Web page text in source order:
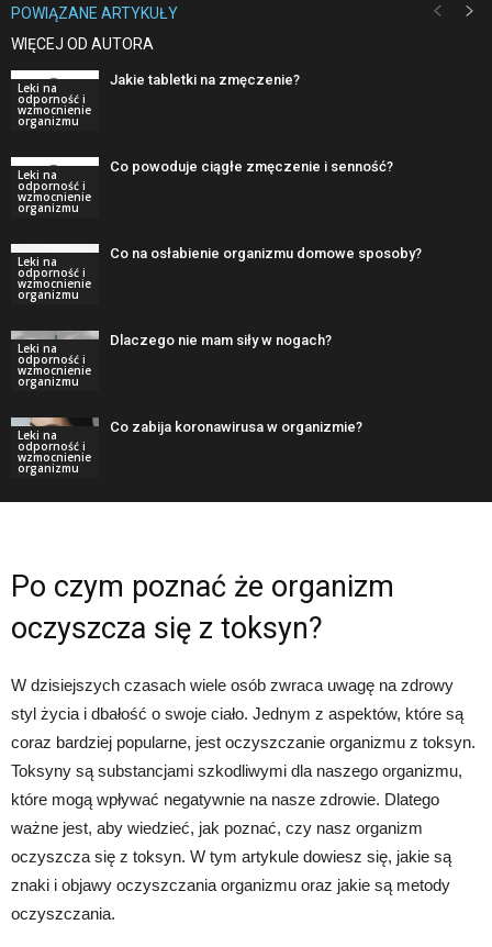
POWIĄZANE ARTYKUŁY
WIĘCEJ OD AUTORA
Leki na
odporność i
wzmocnienie
organizmu
Jakie tabletki na zmęczenie?
Leki na
odporność i
wzmocnienie
organizmu
Co powoduje ciągłe zmęczenie i senność?
Leki na
odporność i
wzmocnienie
organizmu
Co na osłabienie organizmu domowe sposoby?
Leki na
odporność i
wzmocnienie
organizmu
Dlaczego nie mam siły w nogach?
Leki na
odporność i
wzmocnienie
organizmu
Co zabija koronawirusa w organizmie?
Po czym poznać że organizm
oczyszcza się z toksyn?
W dzisiejszych czasach wiele osób zwraca uwagę na zdrowy
styl życia i dbałość o swoje ciało. Jednym z aspektów, które są
coraz bardziej popularne, jest oczyszczanie organizmu z toksyn.
Toksyny są substancjami szkodliwymi dla naszego organizmu,
które mogą wpływać negatywnie na nasze zdrowie. Dlatego
ważne jest, aby wiedzieć, jak poznać, czy nasz organizm
oczyszcza się z toksyn. W tym artykule dowiesz się, jakie są
znaki i objawy oczyszczania organizmu oraz jakie są metody
oczyszczania.